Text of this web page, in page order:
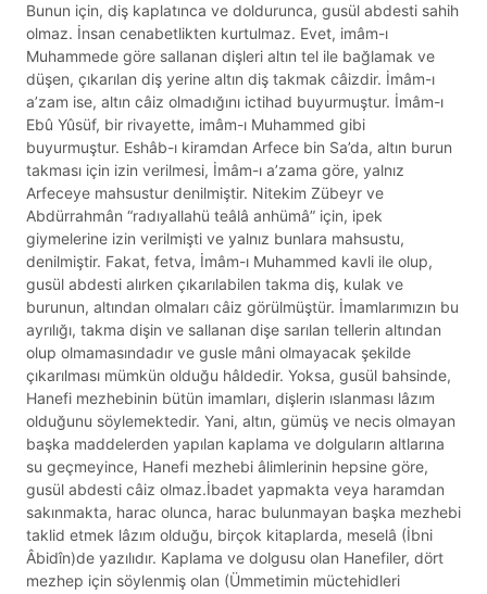
Bunun için, diş kaplatınca ve doldurunca, gusül abdesti sahih
olmaz. İnsan cenabetlikten kurtulmaz. Evet, imâm-ı
Muhammede göre sallanan dişleri altın tel ile bağlamak ve
düşen, çıkarılan diş yerine altın diş takmak câizdir. İmâm-ı
a’zam ise, altın câiz olmadığını ictihad buyurmuştur. İmâm-ı
Ebû Yûsüf, bir rivayette, imâm-ı Muhammed gibi
buyurmuştur. Eshâb-ı kiramdan Arfece bin Sa’da, altın burun
takması için izin verilmesi, İmâm-ı a’zama göre, yalnız
Arfeceye mahsustur denilmiştir. Nitekim Zübeyr ve
Abdürrahmân “radıyallahü teâlâ anhümâ” için, ipek
giymelerine izin verilmişti ve yalnız bunlara mahsustu,
denilmiştir. Fakat, fetva, İmâm-ı Muhammed kavli ile olup,
gusül abdesti alırken çıkarılabilen takma diş, kulak ve
burunun, altından olmaları câiz görülmüştür. İmamlarımızın bu
ayrılığı, takma dişin ve sallanan dişe sarılan tellerin altından
olup olmamasındadır ve gusle mâni olmayacak şekilde
çıkarılması mümkün olduğu hâldedir. Yoksa, gusül bahsinde,
Hanefi mezhebinin bütün imamları, dişlerin ıslanması lâzım
olduğunu söylemektedir. Yani, altın, gümüş ve necis olmayan
başka maddelerden yapılan kaplama ve dolguların altlarına
su geçmeyince, Hanefi mezhebi âlimlerinin hepsine göre,
gusül abdesti câiz olmaz.İbadet yapmakta veya haramdan
sakınmakta, harac olunca, harac bulunmayan başka mezhebi
taklid etmek lâzım olduğu, birçok kitaplarda, meselâ (İbni
Âbidîn)de yazılıdır. Kaplama ve dolgusu olan Hanefiler, dört
mezhep için söylenmiş olan (Ümmetimin müctehidleri